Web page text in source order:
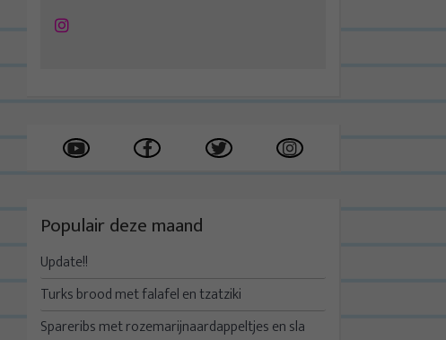
Instagram
Populair deze maand
Update!!
Turks brood met falafel en tzatziki
Spareribs met rozemarijnaardappeltjes en sla